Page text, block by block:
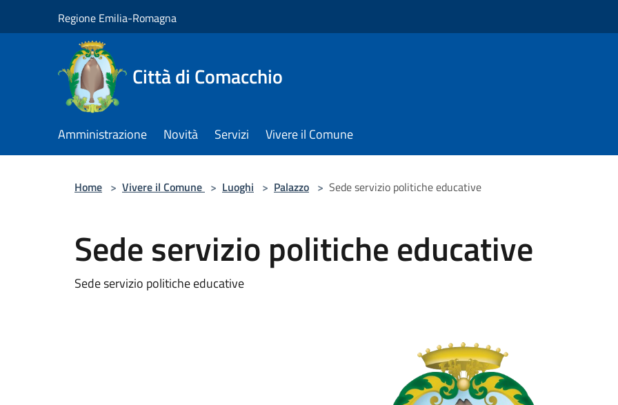
Regione Emilia-Romagna
Città di Comacchio
Amministrazione Novità Servizi Vivere il Comune
Home > Vivere il Comune > Luoghi > Palazzo > Sede servizio politiche educative
Sede servizio politiche educative
Sede servizio politiche educative